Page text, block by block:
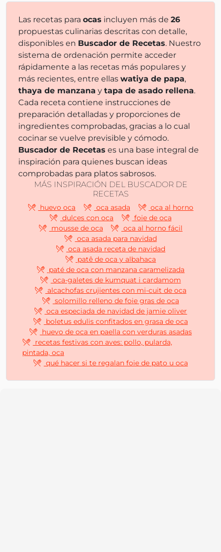
Las recetas para ocas incluyen más de 26
propuestas culinarias descritas con detalle,
disponibles en Buscador de Recetas. Nuestro
sistema de ordenación permite acceder
rápidamente a las recetas más populares y
más recientes, entre ellas watiya de papa,
thaya de manzana y tapa de asado rellena.
Cada receta contiene instrucciones de
preparación detalladas y proporciones de
ingredientes comprobadas, gracias a lo cual
cocinar se vuelve previsible y cómodo.
Buscador de Recetas es una base integral de
inspiración para quienes buscan ideas
comprobadas para platos sabrosos.
MÁS INSPIRACIÓN DEL BUSCADOR DE
RECETAS
huevo oca oca asada
oca al horno
dulces con oca
foie de oca
mousse de oca
oca al horno fácil
oca asada para navidad
oca asada receta de navidad
patê de oca y albahaca
paté de oca con manzana caramelizada
oca-galetes de kumquat i cardamom
alcachofas crujientes con mi-cuit de oca
solomillo relleno de foie gras de oca
oca especiada de navidad de jamie oliver
boletus edulis confitados en grasa de oca
huevo de oca en paella con verduras asadas
recetas festivas con aves: pollo, pularda,
pintada, oca
qué hacer si te regalan foie de pato u oca